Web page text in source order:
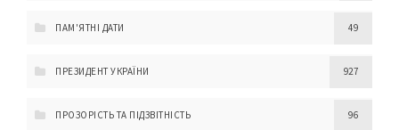
ПАМ'ЯТНІ ДАТИ 49
ПРЕЗИДЕНТ УКРАЇНИ 927
ПРОЗОРІСТЬ ТА ПІДЗВІТНІСТЬ 96